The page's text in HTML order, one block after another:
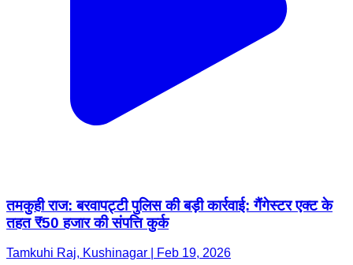
तमकुही राज: बरवापट्टी पुलिस की बड़ी कार्रवाई: गैंगेस्टर एक्ट के
तहत ₹50 हजार की संपत्ति कुर्क
Tamkuhi Raj, Kushinagar | Feb 19, 2026